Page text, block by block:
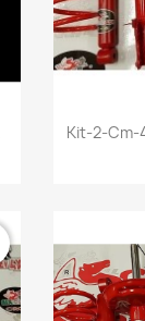
Kit-2-Cm-